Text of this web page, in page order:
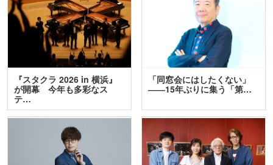
『スタクラ 2026 in 横浜』
が開幕 今年も多彩なス
テ…
「同窓会にはしたくない」
――15年ぶりに集う「第…